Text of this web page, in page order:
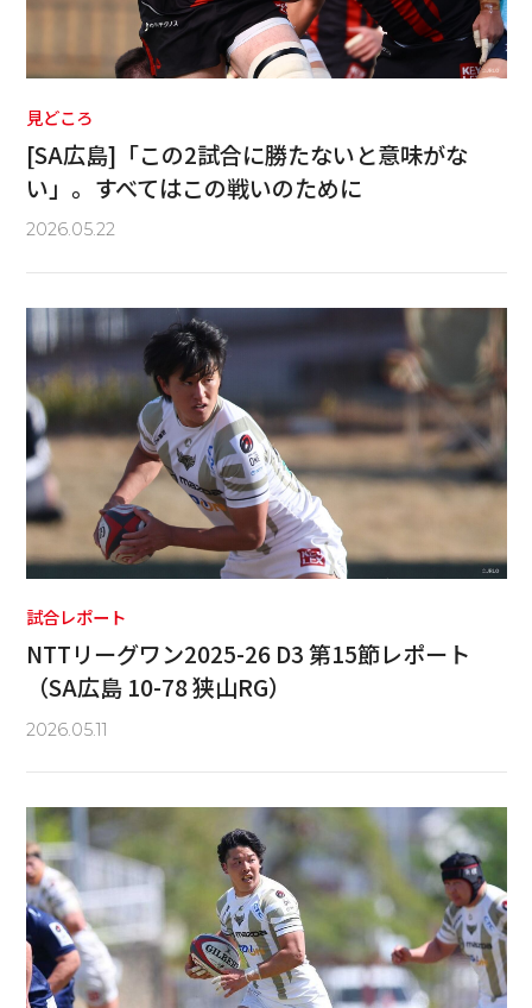
見どころ
[SA広島]「この2試合に勝たないと意味がな
い」。すべてはこの戦いのために
2026.05.22
試合レポート
NTTリーグワン2025-26 D3 第15節レポート
（SA広島 10-78 狭山RG）
2026.05.11